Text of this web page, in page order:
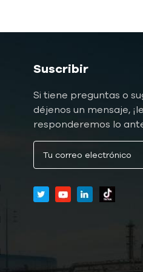
Suscribir
Si tiene preguntas o
déjenos un mensaje, ¡le
responderemos lo